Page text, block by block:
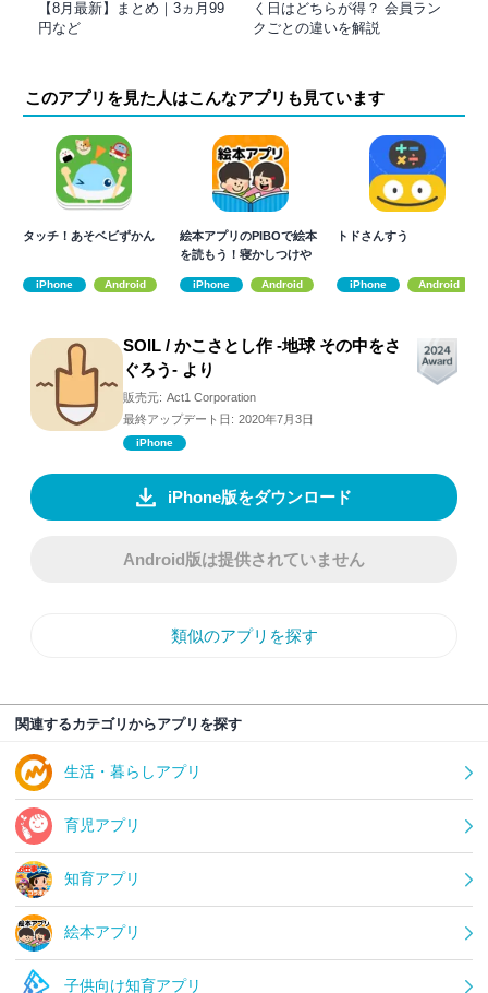
【8月最新】まとめ｜3ヵ月99
円など
く日はどちらが得？ 会員ラン
クごとの違いを解説
このアプリを見た人はこんなアプリも見ています
タッチ！あそベビずかん
iPhone Android
絵本アプリのPIBOで絵本
を読もう！寝かしつけや
iPhone Android
トドさんすう
iPhone Android
SOIL / かこさとし作 -地球 その中をさ
ぐろう- より
販売元: Act1 Corporation
最終アップデート日: 2020年7月3日
iPhone
iPhone版をダウンロード
Android版は提供されていません
類似のアプリを探す
関連するカテゴリからアプリを探す
生活・暮らしアプリ
育児アプリ
知育アプリ
絵本アプリ
子供向け知育アプリ